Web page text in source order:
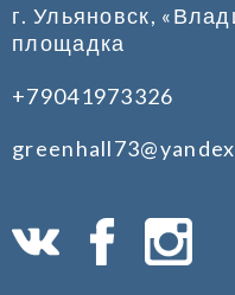
г. Ульяновск,
площадка
+79041973326